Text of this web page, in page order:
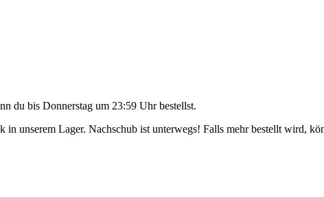
du bis Donnerstag um 23:59 Uhrbestellst.
unserem Lager. Nachschub ist unterwegs! Falls mehr bestellt wird,